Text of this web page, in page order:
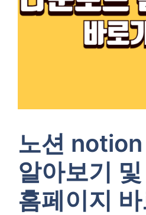
노션 notion
알아보기
홈페이지